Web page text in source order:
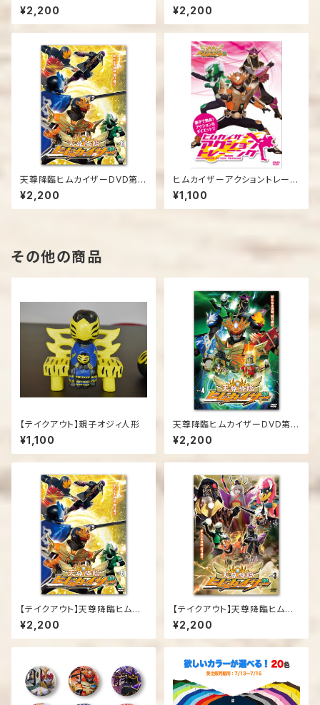
弾
¥2,200 弾
¥2,200
天尊降臨ヒムカイザーDVD第６
弾
¥2,200
ヒムカイザーアクショントレーニ
ング
¥1,100
その他の商品
【テイクアウト】親子オジィ人形
¥1,100
天尊降臨ヒムカイザーDVD第４
弾
¥2,200
【テイクアウト】天尊降臨ヒムカ
イザーDVD第６弾
¥2,200
【テイクアウト】天尊降臨ヒムカ
イザーDVD第３弾
¥2,200